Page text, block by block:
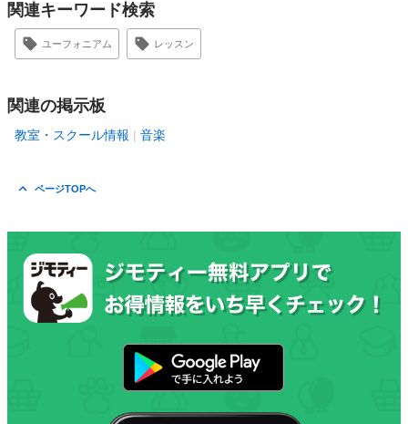
関連キーワード検索
ユーフォニアム レッスン
関連の掲示板
教室・スクール情報 音楽
ページTOPへ